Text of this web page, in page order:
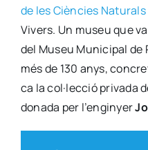
de les Cièn­cies Natu­rals
Vivers. Un museu que
del Museu Muni­ci­pal
més de 130 anys,
ca la col·lecció pri­va­da
dona­da per l’en­gin­yer